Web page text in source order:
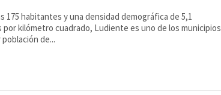
175 habitantes y una densidad demográfica de 5,1
kilómetro cuadrado, Ludiente es uno de los municipios
de...